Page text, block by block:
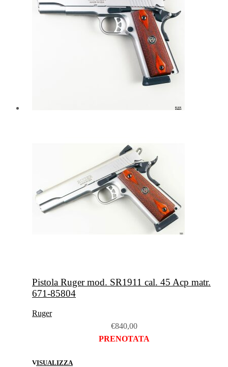
Pistola Ruger mod. SR1911 cal. 45 Acp matr.
671-85804
Ruger
€840,00
PRENOTATA
VISUALIZZA